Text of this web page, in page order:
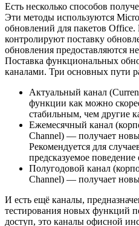
Есть несколько способов
Эти методы используются
обновлений для пакетов
контролируют поставку
обновления предоставляются
Поставка функциональных
каналами. Три основных пути
Актуальный канал
функции как можно
стабильным, чем другие
Ежемесячный канал
Channel) — получает
Рекомендуется для
предсказуемое
Полугодовой канал
Channel) — получает
И есть ещё каналы,
тестирования новых функций
доступ, это каналы офисной